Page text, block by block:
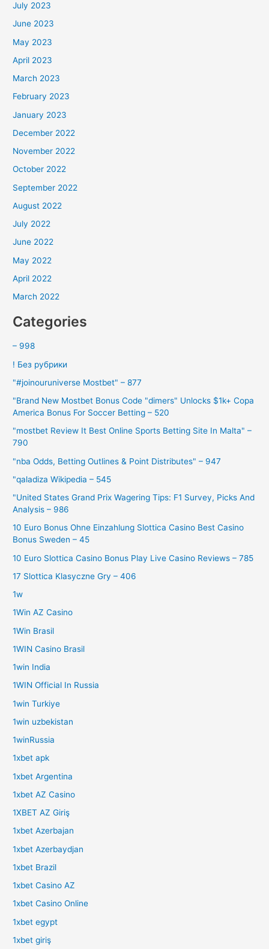
July 2023
June 2023
May 2023
April 2023
March 2023
February 2023
January 2023
December 2022
November 2022
October 2022
September 2022
August 2022
July 2022
June 2022
May 2022
April 2022
March 2022
Categories
– 998
! Без рубрики
"#joinouruniverse Mostbet" – 877
"Brand New Mostbet Bonus Code "dimers" Unlocks $1k+ Copa
America Bonus For Soccer Betting – 520
"mostbet Review It Best Online Sports Betting Site In Malta" –
790
"nba Odds, Betting Outlines & Point Distributes" – 947
"qaladiza Wikipedia – 545
"United States Grand Prix Wagering Tips: F1 Survey, Picks And
Analysis – 986
10 Euro Bonus Ohne Einzahlung Slottica Casino Best Casino
Bonus Sweden – 45
10 Euro Slottica Casino Bonus Play Live Casino Reviews – 785
17 Slottica Klasyczne Gry – 406
1w
1Win AZ Casino
1Win Brasil
1WIN Casino Brasil
1win India
1WIN Official In Russia
1win Turkiye
1win uzbekistan
1winRussia
1xbet apk
1xbet Argentina
1xbet AZ Casino
1XBET AZ Giriş
1xbet Azerbajan
1xbet Azerbaydjan
1xbet Brazil
1xbet Casino AZ
1xbet Casino Online
1xbet egypt
1xbet giriş